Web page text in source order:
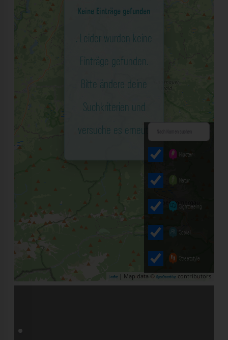
Leaflet | Map data © OpenStreetMap contributors
Keine Einträge gefunden
. Leider wurden keine
Einträge gefunden.
Bitte ändere deine
Suchkriterien und
versuche es erneut.
Hipster
Natur
Sightseeing
Social
Streetstyle